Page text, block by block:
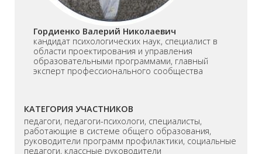
Гордиенко Валерий Николаевич
кандидат психологических наук, специалист в
области проектирования и управления
образовательными программами, главный
эксперт профессионального сообщества
КАТЕГОРИЯ УЧАСТНИКОВ
педагоги, педагоги-психологи, специалисты,
работающие в системе общего образования,
руководители программ профилактики, социальные
педагоги, классные руководители